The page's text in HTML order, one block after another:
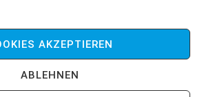
AKZEPTIEREN
ABLEHNEN
Startseite
Kontakt
& Haftungsausschluss
Datenschutz